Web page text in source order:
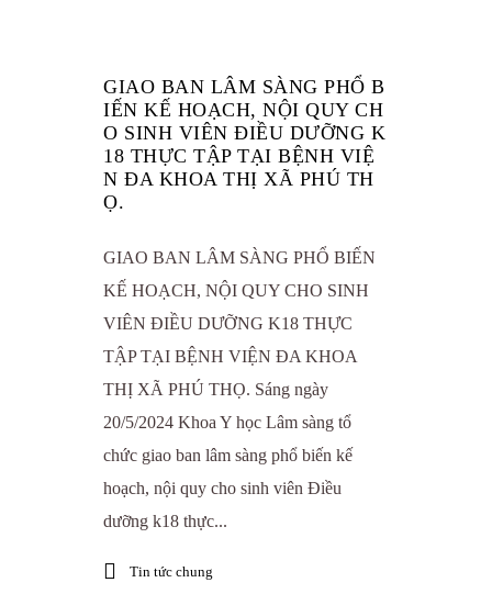
GIAO BAN LÂM SÀNG PHỔ B
IẾN KẾ HOẠCH, NỘI QUY CH
O SINH VIÊN ĐIỀU DƯỠNG K
18 THỰC TẬP TẠI BỆNH VIỆ
N ĐA KHOA THỊ XÃ PHÚ TH
Ọ.
GIAO BAN LÂM SÀNG PHỔ BIẾN
KẾ HOẠCH, NỘI QUY CHO SINH
VIÊN ĐIỀU DƯỠNG K18 THỰC
TẬP TẠI BỆNH VIỆN ĐA KHOA
THỊ XÃ PHÚ THỌ. Sáng ngày
20/5/2024 Khoa Y học Lâm sàng tổ
chức giao ban lâm sàng phổ biến kế
hoạch, nội quy cho sinh viên Điều
dưỡng k18 thực...
Tin tức chung